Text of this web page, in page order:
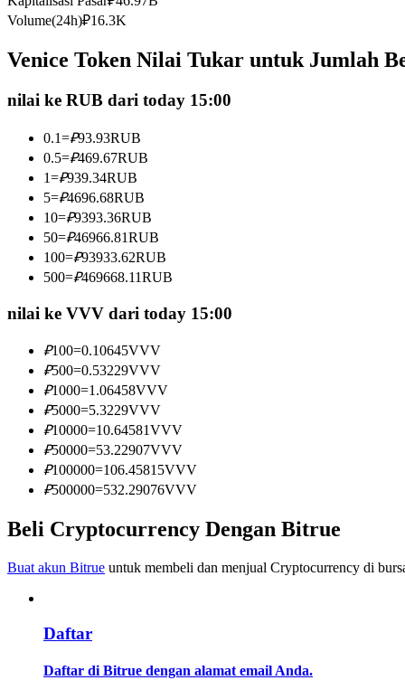
Kontrak berjangka menggunakan USDC sebagai jaminannya
Copy Trading
Bergabunglah dengan pedagang top
Menjadi Pedagang Salinan
Nikmati pembagian keuntungan dan komisi copy trading
Informasi
Analisis data besar termasuk info perdagangan, dll.
Volume(24h)₽16.3K
Venice Token Nilai Tukar untuk Jumlah
nilai ke RUB dari today 15:00
0.1=₽93.93RUB
0.5=₽469.67RUB
1=₽939.34RUB
5=₽4696.68RUB
10=₽9393.36RUB
50=₽46966.81RUB
100=₽93933.62RUB
500=₽469668.11RUB
nilai ke VVV dari today 15:00
₽100=0.10645VVV
₽500=0.53229VVV
₽1000=1.06458VVV
₽5000=5.3229VVV
₽10000=10.64581VVV
₽50000=53.22907VVV
₽100000=106.45815VVV
₽500000=532.29076VVV
Beli Cryptocurrency Dengan Bitrue
Buat akun Bitrue untuk membeli dan menjual Cryptocurrency di
Daftar
Daftar di Bitrue dengan alamat email Anda.